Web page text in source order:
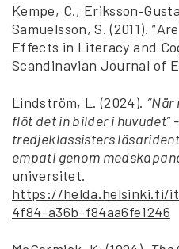
Kempe, C.,
Samuelsson, S. (2011).
Effects in Literacy and
Scandinavian Journal of
Lindström, L. (2024).
flöt det in bilder i huvudet”
tredjeklassisters
empati genom
universitet.
https://helda.helsinki.fi/
4f84-a36b-f84aa6fe1246